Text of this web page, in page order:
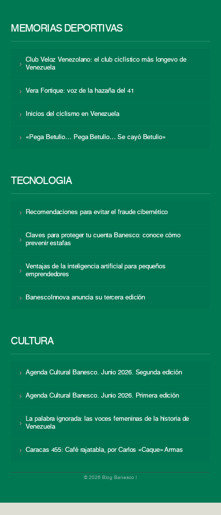
MEMORIAS DEPORTIVAS
Club Veloz Venezolano: el club ciclístico más longevo de
Venezuela
Vera Fortique: voz de la hazaña del 41
Inicios del ciclismo en Venezuela
«Pega Betulio… Pega Betulio… Se cayó Betulio»
TECNOLOGÍA
Recomendaciones para evitar el fraude cibernético
Claves para proteger tu cuenta Banesco: conoce cómo
prevenir estafas
Ventajas de la inteligencia artificial para pequeños
emprendedores
BanescoInnova anuncia su tercera edición
CULTURA
Agenda Cultural Banesco. Junio 2026. Segunda edición
Agenda Cultural Banesco. Junio 2026. Primera edición
La palabra ignorada: las voces femeninas de la historia de
Venezuela
Caracas 455: Café rajatabla, por Carlos «Caque» Armas
© 2026 Blog Banesco |